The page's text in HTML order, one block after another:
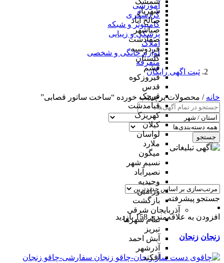
شهریار
صالح آباد
صباشهر
صفادشت
فردوسیه
گلستان
فشم
فیروزکوه
قدس
قرچک
قیامدشت
کهریزک
کیلان
لواسان
ملارد
میگون
نسیم شهر
نصیرآباد
وحیدیه
ورامین
بازگشت
آذربایجان شرقی
تمام شهر‌ها
تبریز
آبش احمد
آذرشهر
آقکند
آموزشی
گردشگری
کامپیوتر و شبکه
پزشکی و زیبایی
املاک
لوازم خانگی و شخصی
متفرقه
ثبت اگهی رایگان
خانه / محصولات برچسب خورده “ساخت ساتور قصابی”
جستجو
جستجو پیشرفته
افزودن به علاقه‌مندی 158 بازدید
زنجان زنجان